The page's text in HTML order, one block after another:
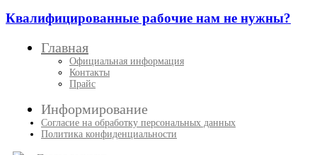
Квалифицированные рабочие нам не нужны?
Главная
Официальная информация
Контакты
Прайс
Информирование
Согласие на обработку персональных данных
Политика конфиденциальности